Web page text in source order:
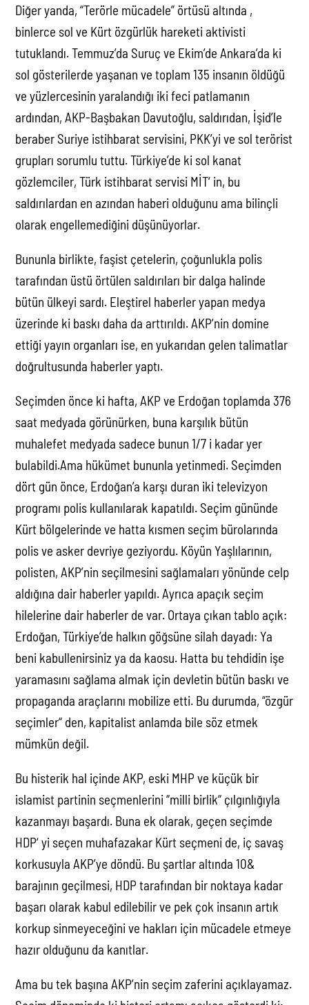
Diğer yanda, “Terörle mücadele” örtüsü altında ,
binlerce sol ve Kürt özgürlük hareketi aktivisti
tutuklandı. Temmuz’da Suruç ve Ekim’de Ankara’da ki
sol gösterilerde yaşanan ve toplam 135 insanın öldüğü
ve yüzlercesinin yaralandığı iki feci patlamanın
ardından, AKP-Başbakan Davutoğlu, saldırıdan, İşid’le
beraber Suriye istihbarat servisini, PKK’yi ve sol terörist
grupları sorumlu tuttu. Türkiye’de ki sol kanat
gözlemciler, Türk istihbarat servisi MİT‘ in, bu
saldırılardan en azından haberi olduğunu ama bilinçli
olarak engellemediğini düşünüyorlar.
Bununla birlikte, faşist çetelerin, çoğunlukla polis
tarafından üstü örtülen saldırıları bir dalga halinde
bütün ülkeyi sardı. Eleştirel haberler yapan medya
üzerinde ki baskı daha da arttırıldı. AKP’nin domine
ettiği yayın organları ise, en yukarıdan gelen talimatlar
doğrultusunda haberler yaptı.
Seçimden önce ki hafta, AKP ve Erdoğan toplamda 376
saat medyada görünürken, buna karşılık bütün
muhalefet medyada sadece bunun 1/7 i kadar yer
bulabildi.Ama hükümet bununla yetinmedi. Seçimden
dört gün önce, Erdoğan’a karşı duran iki televizyon
programı polis kullanılarak kapatıldı. Seçim gününde
Kürt bölgelerinde ve hatta kısmen seçim bürolarında
polis ve asker devriye geziyordu. Köyün Yaşlılarının,
polisten, AKP’nin seçilmesini sağlamaları yönünde celp
aldığına dair haberler yapıldı. Ayrıca apaçık seçim
hilelerine dair haberler de var. Ortaya çıkan tablo açık:
Erdoğan, Türkiye’de halkın göğsüne silah dayadı: Ya
beni kabullenirsiniz ya da kaosu. Hatta bu tehdidin işe
yaramasını sağlama almak için devletin bütün baskı ve
propaganda araçlarını mobilize etti. Bu durumda, “özgür
seçimler“ den, kapitalist anlamda bile söz etmek
mümkün değil.
Bu histerik hal içinde AKP, eski MHP ve küçük bir
islamist partinin seçmenlerini “milli birlik“ çılgınlığıyla
kazanmayı başardı. Buna ek olarak, geçen seçimde
HDP‘ yi seçen muhafazakar Kürt seçmeni de, iç savaş
korkusuyla AKP’ye döndü. Bu şartlar altında 10&
barajının geçilmesi, HDP tarafından bir noktaya kadar
başarı olarak kabul edilebilir ve pek çok insanın artık
korkup sinmeyeceğini ve hakları için mücadele etmeye
hazır olduğunu da kanıtlar.
Ama bu tek başına AKP’nin seçim zaferini açıklayamaz.